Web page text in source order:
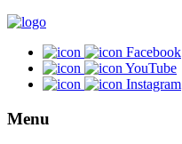
Facebook
YouTube
Instagram
Menu